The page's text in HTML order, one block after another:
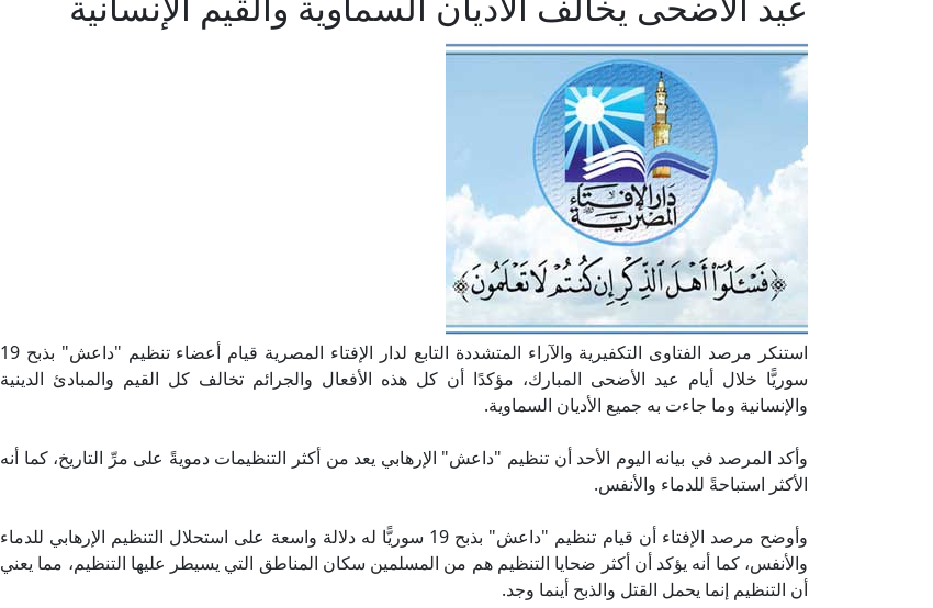
استنكر مرصد الفتاوى التكفيرية والآراء المتشددة التابع لدار الإفتاء المصرية قيام أعضاء تنظيم "داعش" بذبح 19
سوريًّا خلال أيام عيد الأضحى المبارك، مؤكدًا أن كل هذه الأفعال والجرائم تخالف كل القيم والمبادئ الدينية
والإنسانية وما جاءت به جميع الأديان السماوية.
وأكد المرصد في بيانه اليوم الأحد أن تنظيم "داعش" الإرهابي يعد من أكثر التنظيمات دمويةً على مرِّ التاريخ، كما أنه
الأكثر استباحةً للدماء والأنفس.
وأوضح مرصد الإفتاء أن قيام تنظيم "داعش" بذبح 19 سوريًّا له دلالة واسعة على استحلال التنظيم الإرهابي للدماء
والأنفس، كما أنه يؤكد أن أكثر ضحايا التنظيم هم من المسلمين سكان المناطق التي يسيطر عليها التنظيم، مما يعني
أن التنظيم إنما يحمل القتل والذبح أينما وجد.